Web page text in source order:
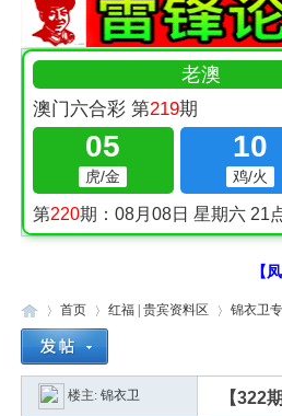
【
»
首页
›
红福 | 贵宾资料区 锦衣卫
楼主: 锦衣卫 【322